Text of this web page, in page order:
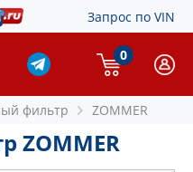
Запрос по VIN
0
фильтр ZOMMER
ZOMMER